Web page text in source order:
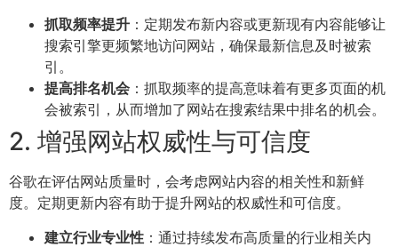
抓取频率提升 ：定期发布新内容或更新现有内容能够让
搜索引擎更频繁地访问网站，确保最新信息及时被索
引。
提高排名机会 ：抓取频率的提高意味着有更多页面的机
会被索引，从而增加了网站在搜索结果中排名的机会。
2. 增强网站权威性与可信度
谷歌在评估网站质量时，会考虑网站内容的相关性和新鲜
度。定期更新内容有助于提升网站的权威性和可信度。
建立行业专业性 ：通过持续发布高质量的行业相关内